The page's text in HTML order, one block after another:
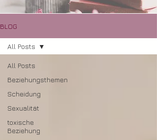
BLOG
All Posts
Beziehungsthemen
Scheidung
Sexualität
toxische
Beziehung
All Posts